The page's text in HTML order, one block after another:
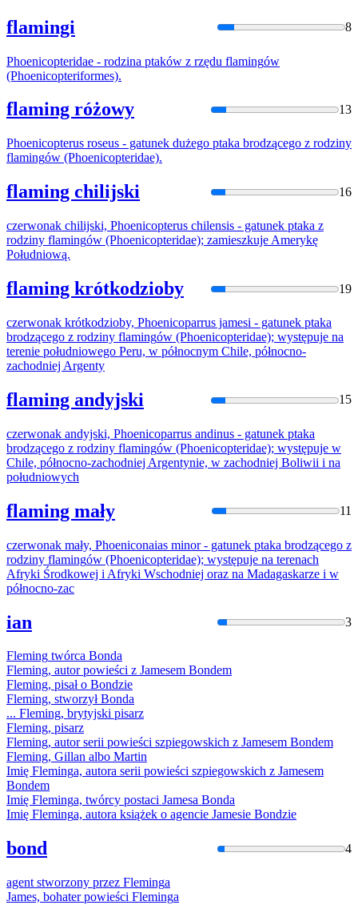
flamingi 8
Phoenicopteridae - rodzina ptaków z rzędu flamingów
(Phoenicopteriformes).
flaming różowy 13
Phoenicopterus roseus - gatunek dużego ptaka brodzącego z rodziny
flamingów (Phoenicopteridae).
flaming chilijski 16
czerwonak chilijski, Phoenicopterus chilensis - gatunek ptaka z
rodziny flamingów (Phoenicopteridae); zamieszkuje Amerykę
Południową.
flaming krótkodzioby 19
czerwonak krótkodzioby, Phoenicoparrus jamesi - gatunek ptaka
brodzącego z rodziny flamingów (Phoenicopteridae); występuje na
terenie południowego Peru, w północnym Chile, północno-
zachodniej Argenty
flaming andyjski 15
czerwonak andyjski, Phoenicoparrus andinus - gatunek ptaka
brodzącego z rodziny flamingów (Phoenicopteridae); występuje w
Chile, północno-zachodniej Argentynie, w zachodniej Boliwii i na
południowych
flaming mały 11
czerwonak mały, Phoeniconaias minor - gatunek ptaka brodzącego z
rodziny flamingów (Phoenicopteridae); występuje na terenach
Afryki Środkowej i Afryki Wschodniej oraz na Madagaskarze i w
północno-zac
ian 3
Fleming twórca Bonda
Fleming, autor powieści z Jamesem Bondem
Fleming, pisał o Bondzie
Fleming, stworzył Bonda
... Fleming, brytyjski pisarz
Fleming, pisarz
Fleming, autor serii powieści szpiegowskich z Jamesem Bondem
Fleming, Gillan albo Martin
Imię Fleminga, autora serii powieści szpiegowskich z Jamesem
Bondem
Imię Fleminga, twórcy postaci Jamesa Bonda
Imię Fleminga, autora książek o agencie Jamesie Bondzie
bond 4
agent stworzony przez Fleminga
James, bohater powieści Fleminga